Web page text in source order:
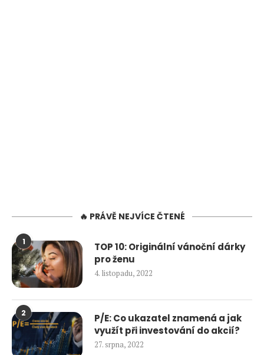
🔥 PRÁVĚ NEJVÍCE ČTENÉ
1
TOP 10: Originální vánoční dárky
pro ženu
4. listopadu, 2022
2
P/E: Co ukazatel znamená a jak
využít při investování do akcií?
27. srpna, 2022